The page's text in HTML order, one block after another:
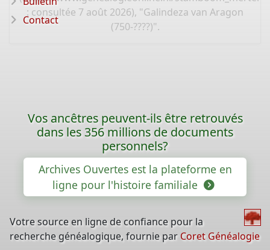
: consultée 7 août 2026), "Galindeza van Aragon
(750-????)".
Contact
Vos ancêtres peuvent-ils être retrouvés
dans les 356 millions de documents
personnels?
Archives Ouvertes est la plateforme en
ligne pour l'histoire familiale
Votre source en ligne de confiance pour la
recherche généalogique, fournie par Coret Généalogie